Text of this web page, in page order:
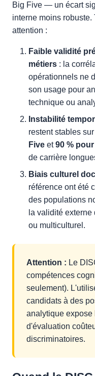
Big Five — un écart
interne moins
attention :
Faible validité
métiers : la
opérationnels ne
son usage pour
technique ou
Instabilité
restent stables
Five et90 %
de carrière
Biais culturel
référence ont été
des populations
la validité
ou multiculturel.
Attention : Le
compétences
seulement).
candidats à des
analytique expose
d'évaluation
discriminatoires.